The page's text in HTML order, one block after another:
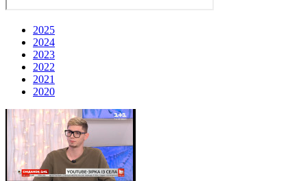
2025
2024
2023
2022
2021
2020